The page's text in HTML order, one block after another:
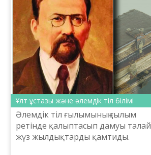
Ұлт ұстазы және әлемдік тіл білімі
Әлемдік тіл ғылымының ғылым
ретінде қалыптасып дамуы талай
жүз жылдықтарды қамтиды.